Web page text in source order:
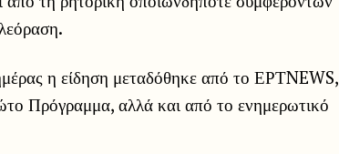
η είδηση μεταδόθηκε από το ΕΡΤNEWS,
Πρόγραμμα, αλλά και από το ενημερωτικό